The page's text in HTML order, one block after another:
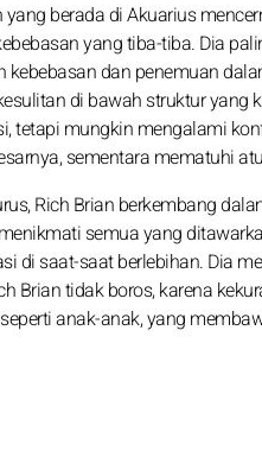
yang berada di Akuarius
yang tiba-tiba. Dia
kebebasan dan penemuan
di bawah struktur yang
tetapi mungkin mengalami
sementara mematuhi
Rich Brian berkembang
semua yang
di saat-saat berlebihan. Dia
Brian tidak boros, karena
anak-anak, yang